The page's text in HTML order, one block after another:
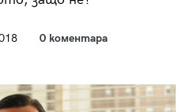
0 коментара